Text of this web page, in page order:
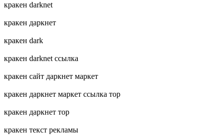
кракен darknet
кракен даркнет
кракен dark
кракен darknet ссылка
кракен сайт даркнет маркет
кракен даркнет маркет ссылка тор
кракен даркнет тор
кракен текст рекламы